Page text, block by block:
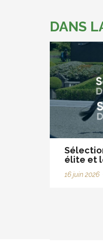
DANS
élite et
16 juin 2026